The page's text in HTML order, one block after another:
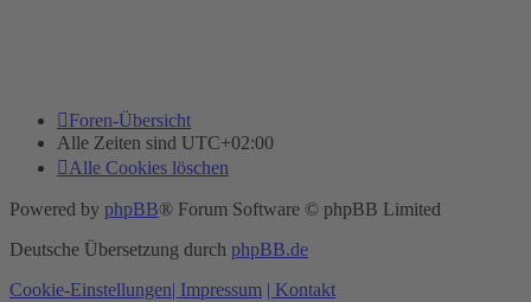
Foren-Übersicht
Alle Zeiten sind UTC+02:00
Alle Cookies löschen
Powered by phpBB® Forum Software © phpBB Limited
Deutsche Übersetzung durch phpBB.de
Cookie-Einstellungen| Impressum | Kontakt